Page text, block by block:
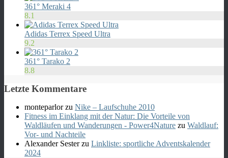
361° Meraki 4
8.1
Adidas Terrex Speed Ultra
9.2
361° Tarako 2
8.8
Letzte Kommentare
monteparlorzu Nike – Laufschuhe 2010
Fitness im Einklang mit der Natur: Die Vorteile von
Waldläufen und Wanderungen - Power4Nature zu Waldlauf:
Vor- und Nachteile
Alexander Sesterzu Linkliste: sportliche Adventskalender
2024